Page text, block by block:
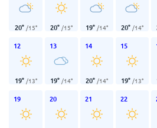
20° /15° 20° /15° 19° /14° 20° /14°
12
19° /13°
13
19° /14°
14
20° /14°
15
19° /13°
19 20 21 22